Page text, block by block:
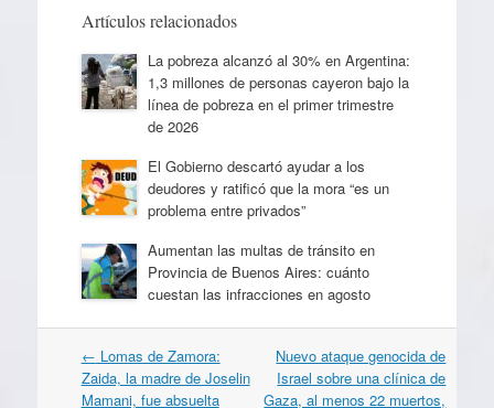
Artículos relacionados
La pobreza alcanzó al 30% en Argentina:
1,3 millones de personas cayeron bajo la
línea de pobreza en el primer trimestre
de 2026
El Gobierno descartó ayudar a los
deudores y ratificó que la mora “es un
problema entre privados”
Aumentan las multas de tránsito en
Provincia de Buenos Aires: cuánto
cuestan las infracciones en agosto
Navegación
por
artículos
← Lomas de Zamora:
Zaida, la madre de Joselin
Mamani, fue absuelta
Nuevo ataque genocida de
Israel sobre una clínica de
Gaza, al menos 22 muertos,